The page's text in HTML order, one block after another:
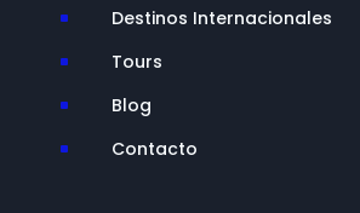
^ Destinos Internacionales
^ Tours
^ Blog
^ Contacto